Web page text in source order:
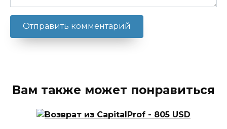
Вам также может понравиться